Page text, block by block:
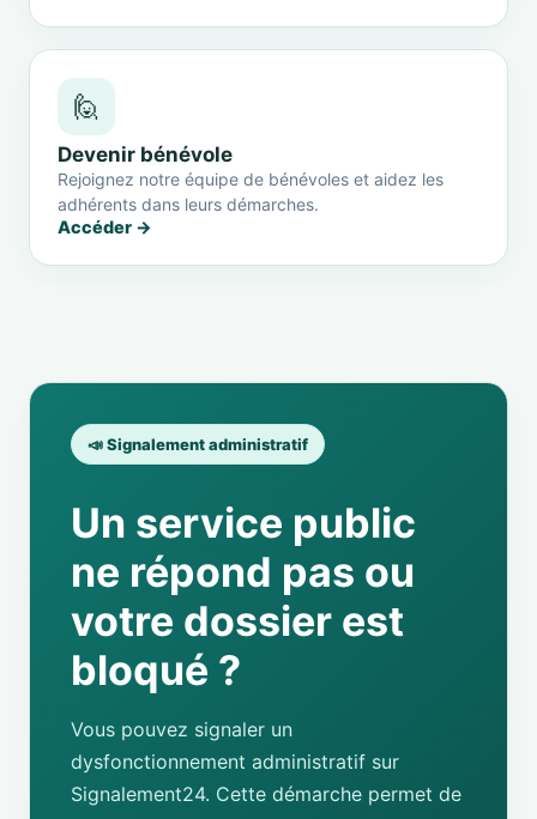
🙋
Devenir bénévole
Rejoignez notre équipe de bénévoles et aidez les
adhérents dans leurs démarches.
Accéder →
📣 Signalement administratif
Un service public
ne répond pas ou
votre dossier est
bloqué ?
Vous pouvez signaler un
dysfonctionnement administratif sur
Signalement24. Cette démarche permet de